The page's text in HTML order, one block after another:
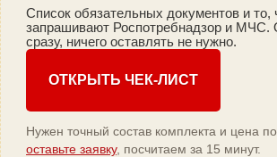
Список обязательных документов и то,
запрашивают Роспотребнадзор и МЧС.
сразу, ничего оставлять не нужно.
ОТКРЫТЬ ЧЕК-ЛИСТ
Нужен точный состав комплекта и цена
оставьте заявку, посчитаем за 15 минут.